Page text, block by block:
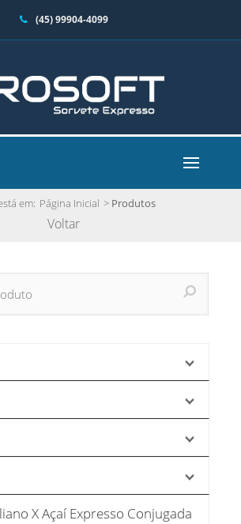
(45) 99904-4099
em: Página Inicial > Produtos
Voltar
X Açaí Expresso Conjugada